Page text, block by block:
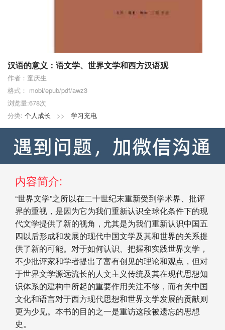
汉语的意义：语文学、世界文学和西方汉语观
作者：童庆生
格式： mobi/epub/pdf/awz3
浏览量:678次
分类: 个人成长 >> 学习充电
内容简介:
“世界文学”之所以在二十世纪末重新受到学术界、批评
界的重视，是因为它为我们重新认识全球化条件下的现
代文学提供了新的视角，尤其是为我们重新认识中国五
四以后形成和发展的现代中国文学及其和世界的关系提
供了新的可能。对于如何认识、把握和实践世界文学，
不少批评家和学者提出了富有创见的理论和观点，但对
于世界文学源远流长的人文主义传统及其在现代思想知
识体系的建构中所起的重要作用关注不够，而有关中国
文化和语言对于西方现代思想和世界文学发展的贡献则
更为少见。本书的目的之一是重访这段被遗忘的思想
史。